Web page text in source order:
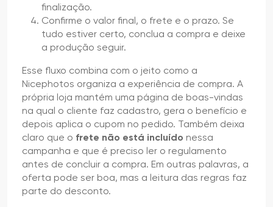
finalização.
Confirme o valor final, o frete e o prazo. Se
tudo estiver certo, conclua a compra e deixe
a produção seguir.
Esse fluxo combina com o jeito como a
Nicephotos organiza a experiência de compra. A
própria loja mantém uma página de boas-vindas
na qual o cliente faz cadastro, gera o benefício e
depois aplica o cupom no pedido. Também deixa
claro que o frete não está incluído nessa
campanha e que é preciso ler o regulamento
antes de concluir a compra. Em outras palavras, a
oferta pode ser boa, mas a leitura das regras faz
parte do desconto.